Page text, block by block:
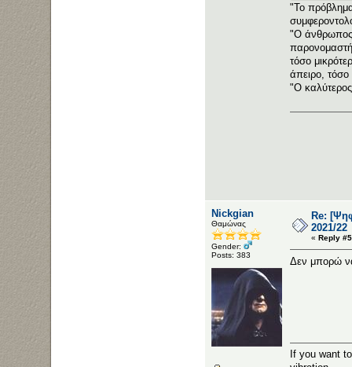
"Το πρόβλημα
"Ο άνθρωπος
τόσο
άπειρο, τόσο
"Ο καλύτερος
Nickgian
Θαμώνας
Gender:
Posts: 383
Re:
2021/22
« Reply
Δεν μπορώ
If you want